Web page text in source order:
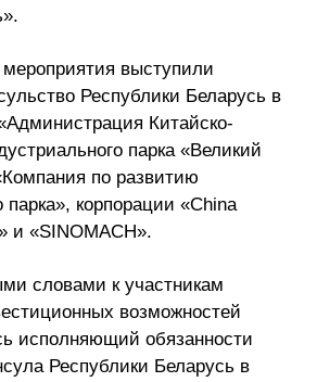
выступили
Республики Беларусь в
Китайско-
парка «Великий
по развитию
парка», корпорации «China
и «SINOMACH».
словами к участникам
возможностей
исполняющий обязанности
Республики Беларусь в